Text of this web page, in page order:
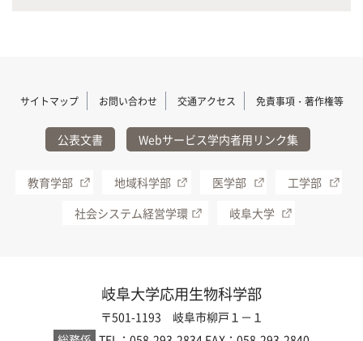
サイトマップ お問い合わせ 交通アクセス 免責事項・著作権等
公表文書 Webサービス学内者用リンク集
教育学部 地域科学部 医学部
工学部
社会システム経営学環
岐阜大学
岐阜大学応用生物科学部
〒501-1193 岐阜市柳戸１－１